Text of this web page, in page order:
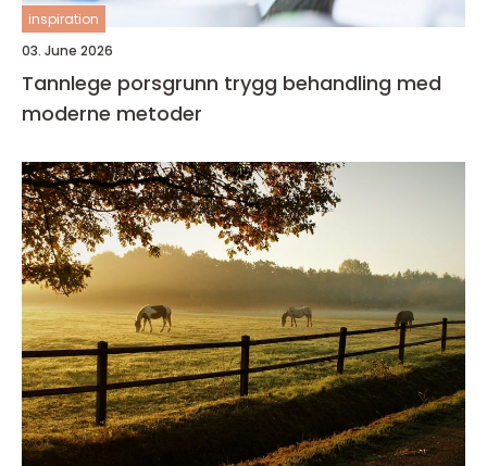
inspiration
03. June 2026
Tannlege porsgrunn trygg behandling med
moderne metoder